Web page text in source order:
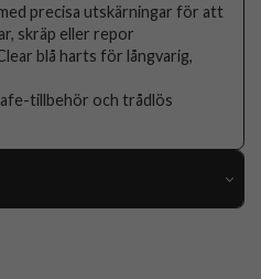
precisa utskärningar för att
skräp eller repor
blå harts för långvarig,
tillbehör och trådlös